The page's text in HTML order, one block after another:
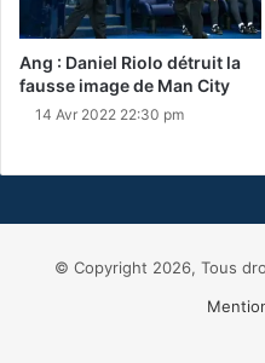
Ang : Daniel Riolo détruit la
fausse image de Man City
14 Avr 2022 22:30 pm
© Copyright 2026, Tous